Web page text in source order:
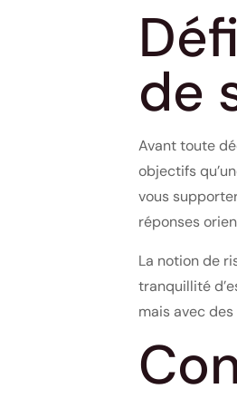
de
Avant toute
objectifs
vous
réponses
La notion de
tranquillité
mais avec